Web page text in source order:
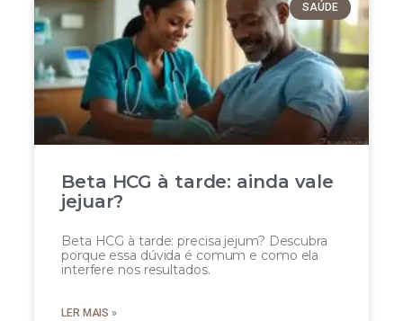
SAÚDE
Beta HCG à tarde: ainda vale
jejuar?
Beta HCG à tarde: precisa jejum? Descubra
porque essa dúvida é comum e como ela
interfere nos resultados.
LER MAIS »